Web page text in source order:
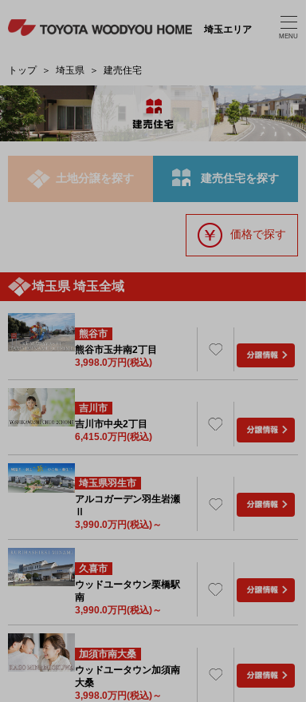
埼玉エリア
MENU
トップ ＞ 埼玉県 ＞ 建売住宅
土地分譲を探す 建売住宅を探す
価格で探す
埼玉県 埼玉全域
熊谷市
熊谷市玉井南2丁目
3,998.0万円(税込)
吉川市
吉川市中央2丁目
6,415.0万円(税込)
埼玉県羽生市
アルコガーデン羽生岩瀬
3,990.0万円(税込)～
久喜市
ウッドユータウン栗橋駅
南
3,990.0万円(税込)～
加須市南大桑
ウッドユータウン加須南
大桑
3,998.0万円(税込)～